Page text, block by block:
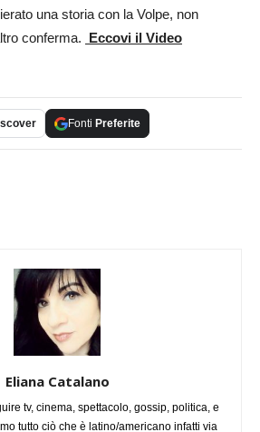
una storia con la Volpe, non
conferma.
Eccovi il Video
Fonti Preferite
Eliana Catalano
tv, cinema, spettacolo, gossip, politica, e
tutto ciò che è latino/americano infatti via